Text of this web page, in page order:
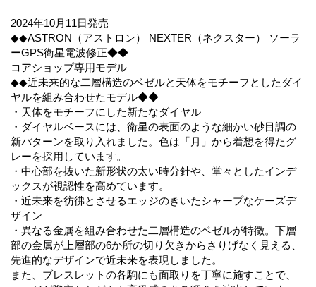
2024年10月11日発売
◆◆ASTRON（アストロン） NEXTER（ネクスター） ソーラ
ーGPS衛星電波修正◆◆
コアショップ専用モデル
◆◆近未来的な二層構造のベゼルと天体をモチーフとしたダイ
ヤルを組み合わせたモデル◆◆
・天体をモチーフにした新たなダイヤル
・ダイヤルベースには、衛星の表面のような細かい砂目調の
新パターンを取り入れました。色は「月」から着想を得たグ
レーを採用しています。
・中心部を抜いた新形状の太い時分針や、堂々としたインデ
ックスが視認性を高めています。
・近未来を彷彿とさせるエッジのきいたシャープなケーズデ
ザイン
・異なる金属を組み合わせた二層構造のベゼルが特徴。下層
部の金属が上層部の6か所の切り欠きからさりげなく見える、
先進的なデザインで近未来を表現しました。
また、ブレスレットの各駒にも面取りを丁寧に施すことで、